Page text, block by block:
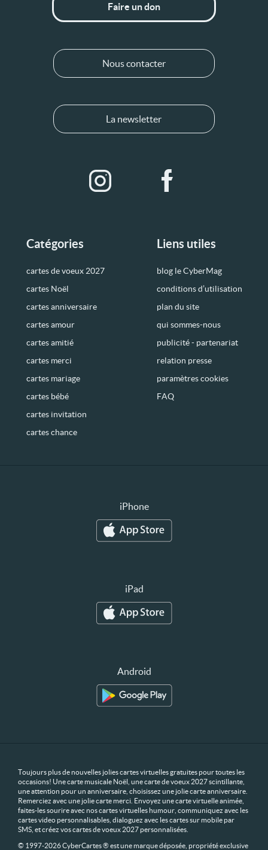
Catégories
cartes de voeux 2027
cartes Noël
cartes anniversaire
cartes amour
cartes amitié
cartes merci
cartes mariage
cartes bébé
cartes invitation
cartes chance
Liens utiles
blog le CyberMag
conditions d’utilisation
plan du site
qui sommes-nous
publicité - partenariat
relation presse
paramètres cookies
FAQ
Faire un don
Nous contacter
La newsletter
iPhone
iPad
Android
Toujours plus de nouvelles jolies cartes virtuelles gratuites pour toutes les
occasions! Une carte musicale Noël, une carte de voeux 2027 scintillante,
une attention pour un anniversaire, choisissez une jolie carte anniversaire.
Remerciez avec une jolie carte merci. Envoyez une carte virtuelle animée,
faites-les sourire avec nos cartes virtuelles humour, communiquez avec les
cartes video personnalisables, dialoguez avec les cartes sur mobile par
SMS, et créez vos cartes de voeux 2027 personnalisées.
© 1997-2026 CyberCartes ® est une marque déposée, propriété exclusive